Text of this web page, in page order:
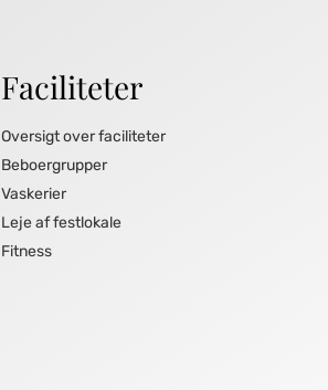
Faciliteter
Oversigt over faciliteter
Beboergrupper
Vaskerier
Leje af festlokale
Fitness